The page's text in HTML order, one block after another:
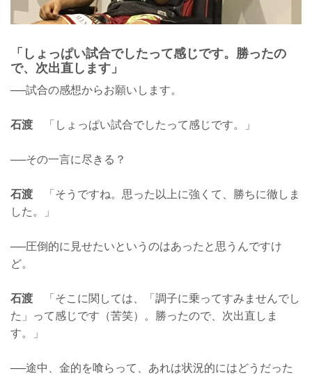
「しょっぱい試合でしたって感じです。勝ったの
で、次出直します」
──試合の感想からお願いします。
石渡 「しょっぱい試合でしたって感じです。」
──その一言に尽きる？
石渡 「そうですね。思った以上に強くて、勝ちに徹しま
した。」
──圧倒的に見せたいというのはあったと思うんですけ
ど。
石渡 「そこに関しては、「調子に乗ってすみませんでし
た」って感じです（苦笑）。勝ったので、次出直しま
す。」
──途中、金的を喰らって、あれは状況的にはどうだった